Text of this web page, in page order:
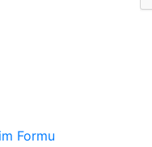
Formu